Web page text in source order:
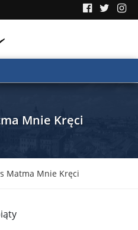
Mnie Kręci
Matma Mnie Kręci